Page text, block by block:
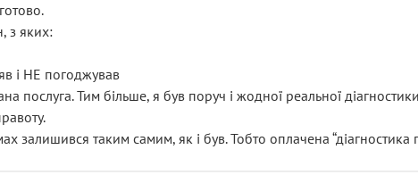
з яких:
і НЕ погоджував
послуга. Тим більше, я був поруч і жодної реальної
залишився таким самим, як і був. Тобто оплачена “діагностика